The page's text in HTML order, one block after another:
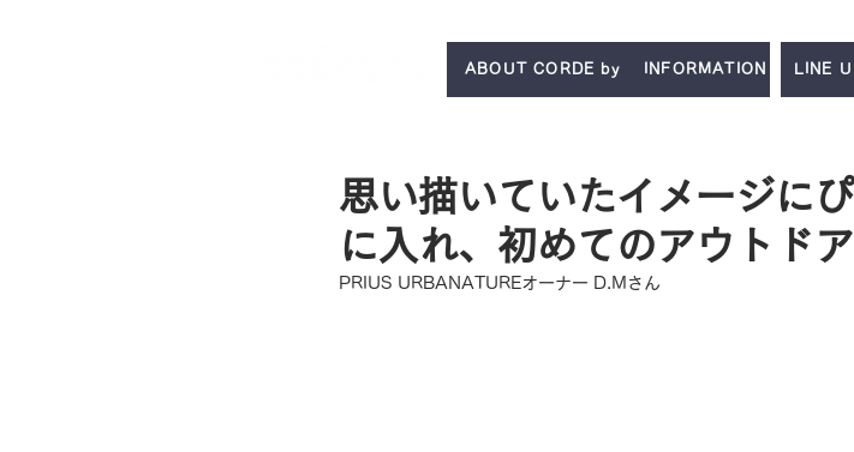
ABOUT CORDE by INFORMATION LINE
思い描いていたイメージに
に入れ、初めてのアウトド
PRIUS URBANATUREオーナー D.Mさん